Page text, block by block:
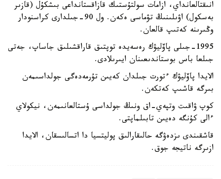
انىقتالعانداي، ازامات سولتۇستىك قازاقستانداعى بىشكۇل (قازىر
بەسكول) اۋىلىنىڭ تۋماسى ەكەن. ول 90-جىلدارى كراسنودار
وڭىرىنە كەتىپ قالعان.
1995-جىلى پاۆليۋك رەسەيدە توپتىق قاراقشىلىق جاساپ، جەتى
جىلعا باس بوستاندىعىنان ايىرىلادى.
الايدا پاۆليۋك ءتورت جىلدان كەيىن تۇرمەدەگى جولداسىمەن
بىرگە قاشىپ كەتكەن.
كوپ ۋاقىت وتپەي-اق ونىڭ جولداسى ۇستالعانىمەن، نيكولاي
ءالى كۇنگە دەيىن تابىلماپتى.
قاشقىندى ىزدەۋگە حالىقارالىق پوليتسيا دا اتسالىسقان، الايدا
ازىرگە ناتيجە جوق.